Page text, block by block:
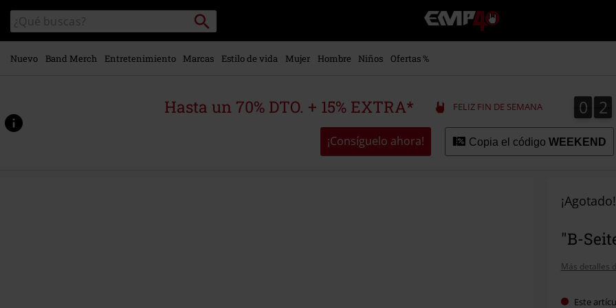
contenido
principal
Buscar
en
el
catálogo
Buscar
EMP
-
Música,
Merch
Ropa
Alternativa
Nuevo Band Merch Entretenimiento Marcas Estilo de vida Mujer Hombre Niños Ofertas %
Hasta un 70% DTO. + 15% EXTRA* FELIZ FIN DE SEMANA 0
0 2
2
¡Consíguelo ahora! Copia el código WEEKEND
¡Agotado!
"B-
Más detalles
Este